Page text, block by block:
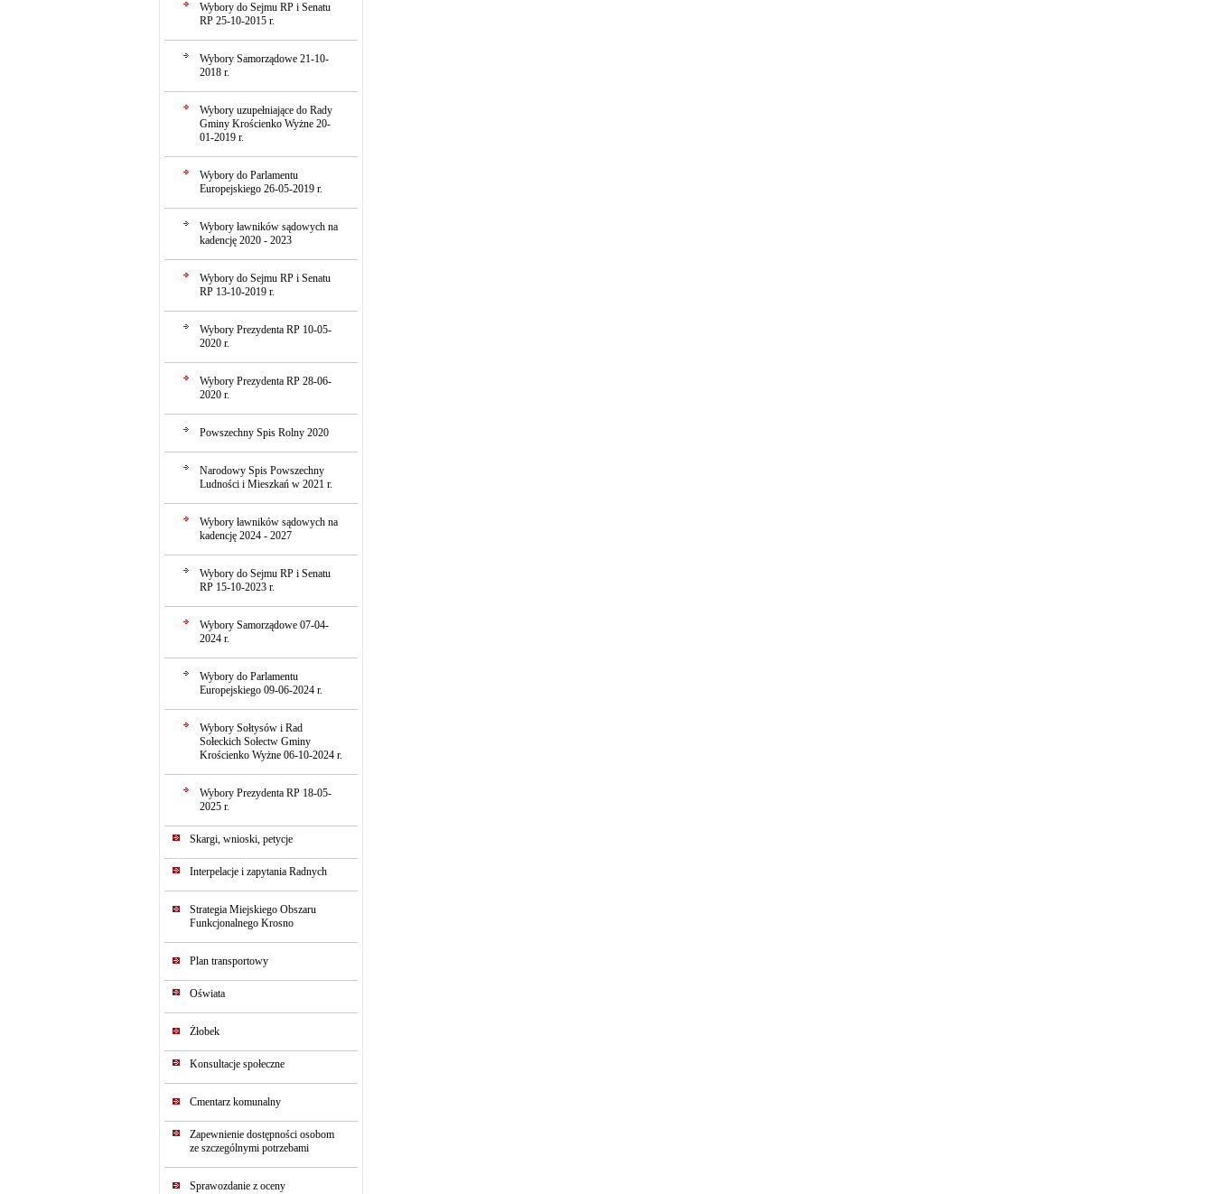
Wybory do Sejmu RP i Senatu
RP 25-10-2015 r.
Wybory Samorządowe 21-10-
2018 r.
Wybory uzupełniające do Rady
Gminy Krościenko Wyżne 20-
01-2019 r.
Wybory do Parlamentu
Europejskiego 26-05-2019 r.
Wybory ławników sądowych na
kadencję 2020 - 2023
Wybory do Sejmu RP i Senatu
RP 13-10-2019 r.
Wybory Prezydenta RP 10-05-
2020 r.
Wybory Prezydenta RP 28-06-
2020 r.
Powszechny Spis Rolny 2020
Narodowy Spis Powszechny
Ludności i Mieszkań w 2021 r.
Wybory ławników sądowych na
kadencję 2024 - 2027
Wybory do Sejmu RP i Senatu
RP 15-10-2023 r.
Wybory Samorządowe 07-04-
2024 r.
Wybory do Parlamentu
Europejskiego 09-06-2024 r.
Wybory Sołtysów i Rad
Sołeckich Sołectw Gminy
Krościenko Wyżne 06-10-2024 r.
Wybory Prezydenta RP 18-05-
2025 r.
Skargi, wnioski, petycje
Interpelacje i zapytania Radnych
Strategia Miejskiego Obszaru
Funkcjonalnego Krosno
Plan transportowy
Oświata
Żłobek
Konsultacje społeczne
Cmentarz komunalny
Zapewnienie dostępności osobom
ze szczególnymi potrzebami
Sprawozdanie z oceny